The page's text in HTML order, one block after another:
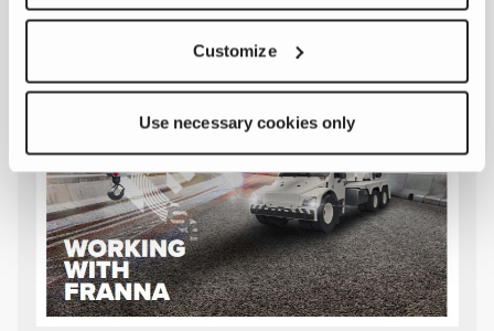
Customize
Use necessary cookies only